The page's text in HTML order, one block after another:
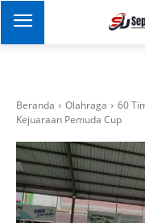
Beranda Olahraga
60
Kejuaraan Pemuda Cup